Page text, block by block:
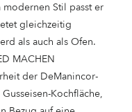
Stil passt er
gleichzeitig
als auch als Ofen.
MACHEN
der DeManincor-
Kochfläche,